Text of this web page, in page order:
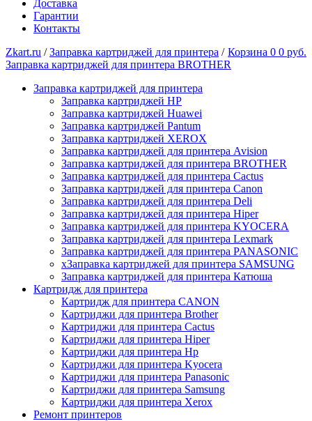
Доставка
Гарантии
Контакты
Корзина 0 0 руб.
Zkart.ru /Заправка картриджей для принтера /
Заправка картриджей для принтера BROTHER
Заправка картриджей для принтера
Заправка картриджей HP
Заправка картриджей Huawei
Заправка картриджей Pantum
Заправка картриджей XEROX
Заправка картриджей для принтера Avision
Заправка картриджей для принтера BROTHER
Заправка картриджей для принтера Cactus
Заправка картриджей для принтера Canon
Заправка картриджей для принтера Deli
Заправка картриджей для принтера Hiper
Заправка картриджей для принтера KYOCERA
Заправка картриджей для принтера Lexmark
Заправка картриджей для принтера PANASONIC
xЗаправка картриджей для принтера SAMSUNG
Заправка картриджей для принтера Катюша
Картридж для принтера
Картридж для принтера CANON
Картриджи для принтера Brother
Картриджи для принтера Cactus
Картриджи для принтера Hiper
Картриджи для принтера Hp
Картриджи для принтера Kyocera
Картриджи для принтера Panasonic
Картриджи для принтера Samsung
Картриджи для принтера Xerox
Ремонт принтеров